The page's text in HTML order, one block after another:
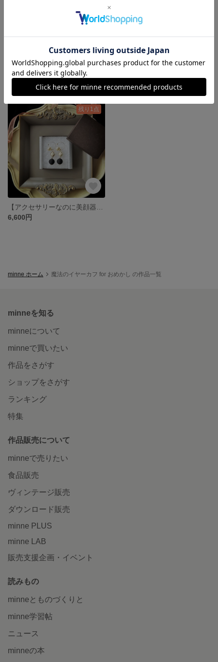
【アクセサリーなのに美顔器具✨さとう式ビューティカフ】＜一点物！！＞きらきらブルービジュー刺繍とコットンパールのまるでピアスなゆれるイヤーカフ イヤリング
6,600円
【アクセサリーなのに美顔器具✨さとう式ビューティカフ】クリアゴールドとアンティーク調ベージュビーズのまるでピアスなゆれるイヤーカフ イヤリング
残り1点
6,600円
minne ホーム 魔法のイヤーカフ for おめかし の作品一覧
minneを知る
minneについて
minneで買いたい
作品をさがす
ショップをさがす
ランキング
特集
作品販売について
minneで売りたい
食品販売
ヴィンテージ販売
ダウンロード販売
minne PLUS
minne LAB
販売支援企画・イベント
読みもの
minneとものづくりと
minne学習帖
ニュース
minneの本